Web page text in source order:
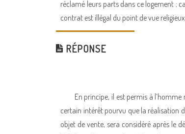
réclamé leurs parts dans ce logement ;
contrat est illégal du point de vue
RÉPONSE
En principe, il est permis à l’homme
certain intérêt pourvu que la réalisation
objet de vente, sera considéré après le